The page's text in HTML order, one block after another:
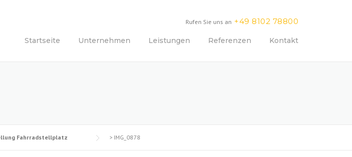
Rufen Sie uns an +49 8102 78800
Startseite Unternehmen Leistungen Referenzen Kontakt
Fahrradstellplatz > IMG_0878